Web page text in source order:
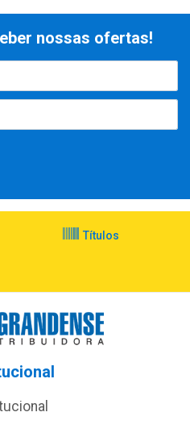
nossas ofertas!
Títulos